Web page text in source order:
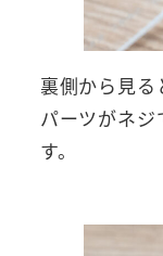
裏側から見
パーツがネジ
す。